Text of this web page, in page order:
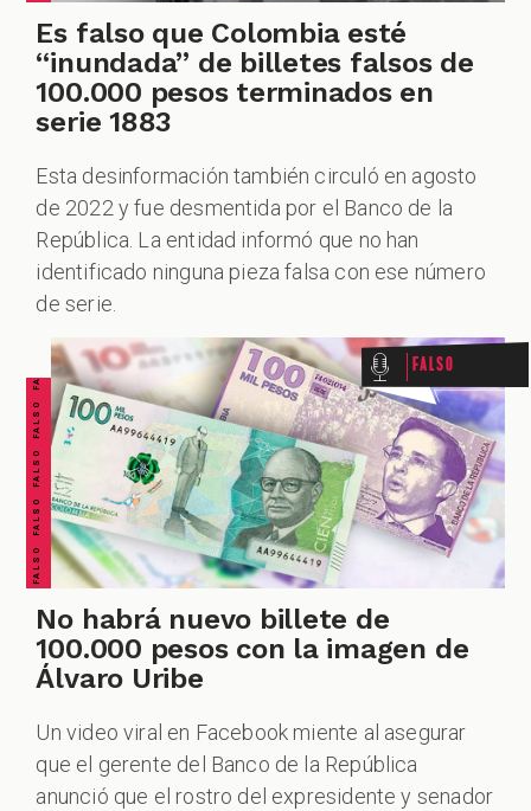
Es falso que Colombia esté
“inundada” de billetes falsos de
100.000 pesos terminados en
serie 1883
Esta desinformación también circuló en agosto
de 2022 y fue desmentida por el Banco de la
República. La entidad informó que no han
identificado ninguna pieza falsa con ese número
de serie.
FALSO FALSO FALSO FALSO FALSO FALSO FALSO Falso
No habrá nuevo billete de
100.000 pesos con la imagen de
Álvaro Uribe
Un video viral en Facebook miente al asegurar
que el gerente del Banco de la República
anunció que el rostro del expresidente y senador